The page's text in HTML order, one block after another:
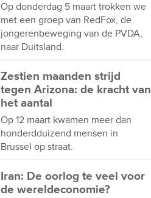
Op donderdag 5 maart trokken we
met een groep van RedFox, de
jongerenbeweging van de PVDA,
naar Duitsland.
Zestien maanden strijd
tegen Arizona: de kracht van
het aantal
Op 12 maart kwamen meer dan
honderdduizend mensen in
Brussel op straat.
Iran: De oorlog te veel voor
de wereldeconomie?